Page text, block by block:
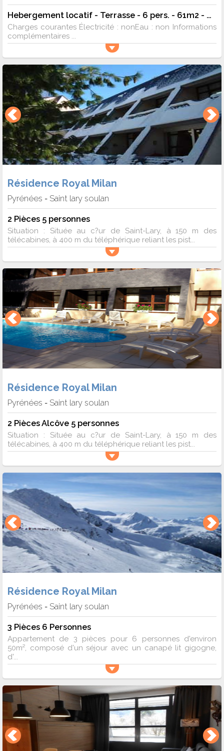
Hebergement locatif - Terrasse - 6 pers. - 61m2 - TV - Animaux admis
Charges courantes Électricité : nonEau : non Informations
complémentaires ...
Résidence Royal Milan
Pyrénées - Saint lary soulan
2 Pièces 5 personnes
Situation : Située au c?ur de Saint-Lary, à 150 m des
télécabines, à 400 m du téléphérique reliant les pist...
Résidence Royal Milan
Pyrénées - Saint lary soulan
2 Pièces Alcôve 5 personnes
Situation : Située au c?ur de Saint-Lary, à 150 m des
télécabines, à 400 m du téléphérique reliant les pist...
Résidence Royal Milan
Pyrénées - Saint lary soulan
3 Pièces 6 Personnes
Appartement de 3 pièces pour 6 personnes d'environ
50m², composé d'un séjour avec un canapé lit gigogne,
d'...